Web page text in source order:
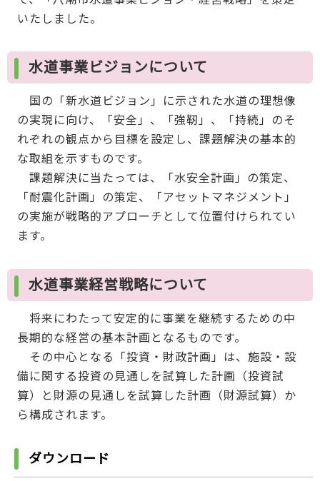
いたしました。
水道事業ビジョンについて
国の「新水道ビジョン」に示された水道の理想像
の実現に向け、「安全」、「強靭」、「持続」のそ
れぞれの観点から目標を設定し、課題解決の基本的
な取組を示すものです。
課題解決に当たっては、「水安全計画」の策定、
「耐震化計画」の策定、「アセットマネジメント」
の実施が戦略的アプローチとして位置付けられてい
ます。
水道事業経営戦略について
将来にわたって安定的に事業を継続するための中
長期的な経営の基本計画となるものです。
その中心となる「投資・財政計画」は、施設・設
備に関する投資の見通しを試算した計画（投資試
算）と財源の見通しを試算した計画（財源試算）か
ら構成されます。
ダウンロード